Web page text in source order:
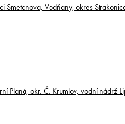
Smetanova, Vodňany, okres
Planá, okr. Č. Krumlov, vodní nádrž